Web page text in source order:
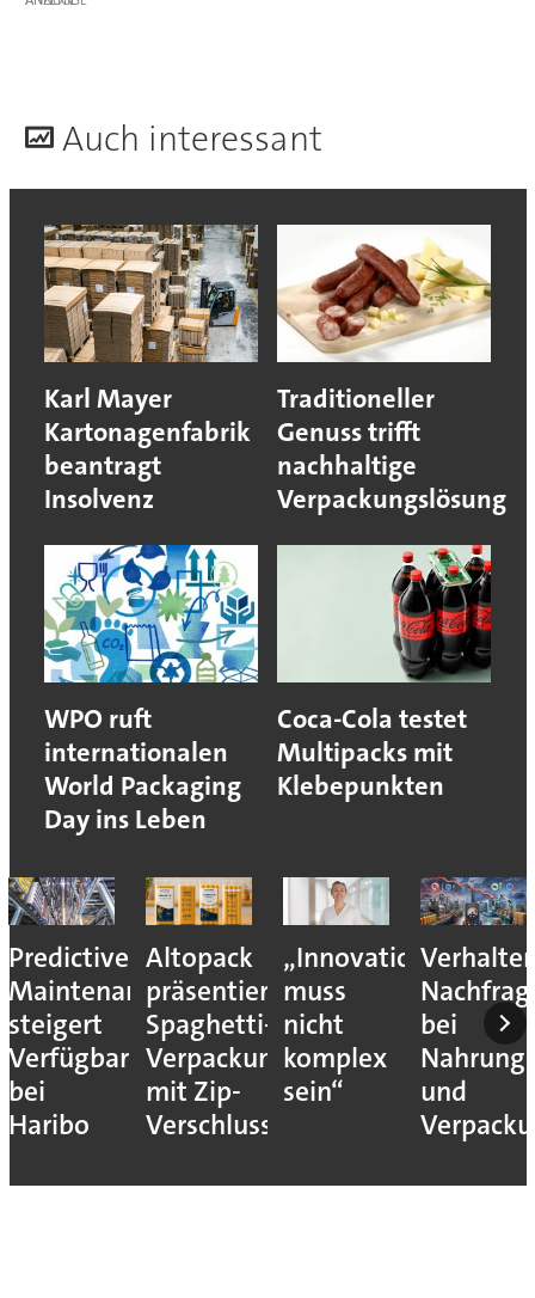
Auch interessant
Karl Mayer
Kartonagenfabrik
beantragt
Insolvenz
Traditioneller
Genuss trifft
nachhaltige
Verpackungslösung
WPO ruft
internationalen
World Packaging
Day ins Leben
Coca-Cola testet
Multipacks mit
Klebepunkten
Predictive
Maintenance
steigert
Verfügbarkeit
bei
Haribo
Altopack
präsentiert
Spaghetti-
Verpackung
mit Zip-
Verschluss
„Innovation
muss
nicht
komplex
sein“
bei
und